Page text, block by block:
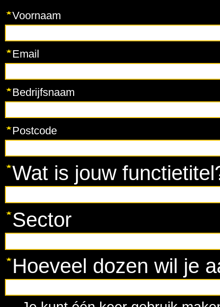
Voornaam
Email
Bedrijfsnaam
Postcode
Wat is jouw
Sector
Hoeveel dozen wil je